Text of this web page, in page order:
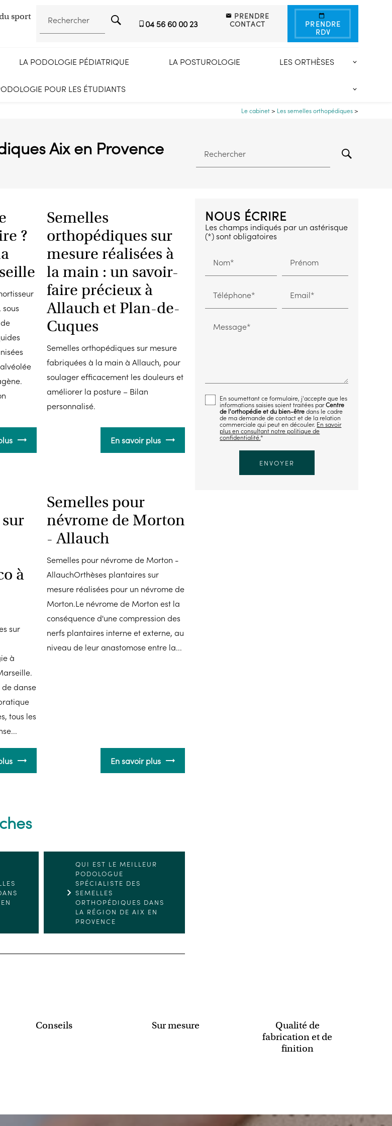
sport Rechercher 04 56 60 00 23
PRENDRE
CONTACT
PRENDRE
RDV
LA PODOLOGIE PÉDIATRIQUE LA POSTUROLOGIE LES ORTHÈSES
POUR LES ÉTUDIANTS
Le cabinet> Les semelles orthopédiques>
Aix en Provence Rechercher
?
Semelles
orthopédiques sur
mesure réalisées à
la main : un savoir-
faire précieux à
Allauch et Plan-de-
Cuques
Semelles orthopédiques sur mesure
fabriquées à la main à Allauch, pour
soulager efficacement les douleurs et
améliorer la posture – Bilan
personnalisé.
En savoir plus
à
sur
à
danse
tous les
Semelles pour
névrome de Morton
- Allauch
Semelles pour névrome de Morton -
AllauchOrthèses plantaires sur
mesure réalisées pour un névrome de
Morton.Le névrome de Morton est la
conséquence d'une compression des
nerfs plantaires interne et externe, au
niveau de leur anastomose entre la...
En savoir plus
QUI EST LE MEILLEUR
PODOLOGUE
SPÉCIALISTE DES
SEMELLES
ORTHOPÉDIQUES DANS
LA RÉGION DE AIX EN
PROVENCE
NOUS ÉCRIRE
Les champs indiqués par un astérisque
(*) sont obligatoires
Nom* Prénom
Téléphone* Email*
Message*
En soumettant ce formulaire, j'accepte que les
informations saisies soient traitées parCentre
de l'orthopédie et du bien-êtredans le cadre
de ma demande de contact et de la relation
commerciale qui peut en découler. En savoir
plus en consultant notre politique de
confidentialité.*
Conseils Sur mesure
Qualité de
fabrication et de
finition